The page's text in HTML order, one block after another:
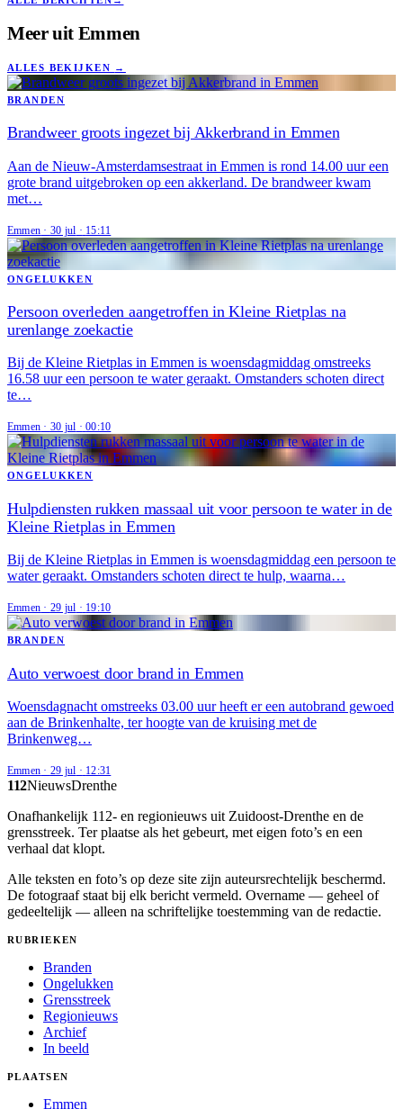
Meer uit Emmen
ALLES BEKIJKEN →
BRANDEN
Brandweer groots ingezet bij Akkerbrand in Emmen
Aan de Nieuw-Amsterdamsestraat in Emmen is rond 14.00 uur een
grote brand uitgebroken op een akkerland. De brandweer kwam
met…
Emmen · 30 jul · 15:11
ONGELUKKEN
Persoon overleden aangetroffen in Kleine Rietplas na
urenlange zoekactie
Bij de Kleine Rietplas in Emmen is woensdagmiddag omstreeks
16.58 uur een persoon te water geraakt. Omstanders schoten direct
te…
Emmen · 30 jul · 00:10
ONGELUKKEN
Hulpdiensten rukken massaal uit voor persoon te water in de
Kleine Rietplas in Emmen
Bij de Kleine Rietplas in Emmen is woensdagmiddag een persoon te
water geraakt. Omstanders schoten direct te hulp, waarna…
Emmen · 29 jul · 19:10
BRANDEN
Auto verwoest door brand in Emmen
Woensdagnacht omstreeks 03.00 uur heeft er een autobrand gewoed
aan de Brinkenhalte, ter hoogte van de kruising met de
Brinkenweg…
Emmen · 29 jul · 12:31
112NieuwsDrenthe
Onafhankelijk 112- en regionieuws uit Zuidoost-Drenthe en de
grensstreek. Ter plaatse als het gebeurt, met eigen foto’s en een
verhaal dat klopt.
Alle teksten en foto’s op deze site zijn auteursrechtelijk beschermd.
De fotograaf staat bij elk bericht vermeld. Overname — geheel of
gedeeltelijk — alleen na schriftelijke toestemming van de redactie.
RUBRIEKEN
Branden
Ongelukken
Grensstreek
Regionieuws
Archief
In beeld
PLAATSEN
Emmen